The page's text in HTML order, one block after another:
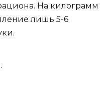
На килограмм
лишь 5-6